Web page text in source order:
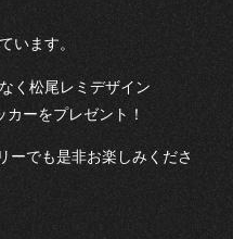
います。
く松尾レミデザイン
ーをプレゼント！
ーでも是非お楽しみくださ